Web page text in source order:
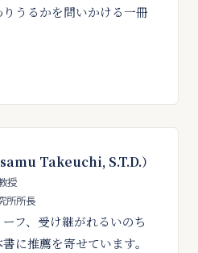
うるかを問いかける一冊
Takeuchi, S.T.D.）
授
所所長
フ、受け継がれるいのち
に推薦を寄せています。